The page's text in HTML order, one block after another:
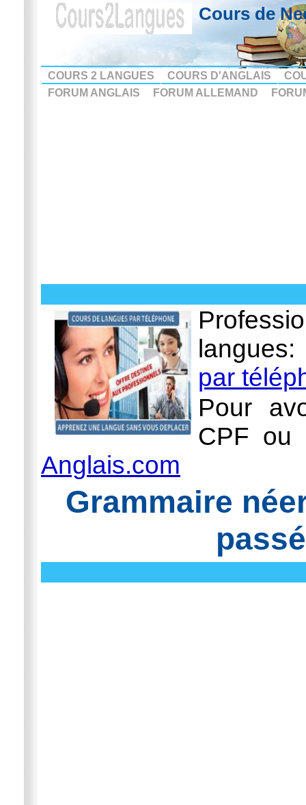
Cours de
COURS 2 LANGUES COURS D'ANGLAIS
FORUM ANGLAIS
FORUM ALLEMAND
par
Pour
CPF ou
Anglais.com
Grammaire